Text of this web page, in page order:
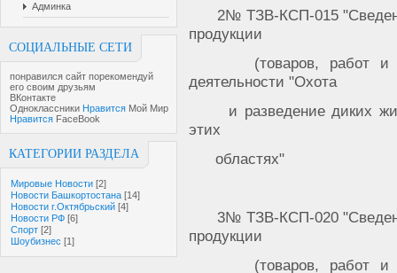
Админка
СОЦИАЛЬНЫЕ СЕТИ
понравился сайт порекомендуй
его своим друзьям
ВКонтакте
Одноклассники Нравится Мой Мир
Нравится FaceBook
КАТЕГОРИИ РАЗДЕЛА
Мировые Новости [2]
Новости Башкортостана [14]
Новости г.Октябрьский [4]
Новости РФ [6]
Спорт [2]
Шоубизнес [1]
2№ ТЗВ-КСП-015
продукции
(товаров, работ
деятельности "Охота
и разведение диких
этих
областях"
3№ ТЗВ-КСП-020
продукции
(товаров, работ